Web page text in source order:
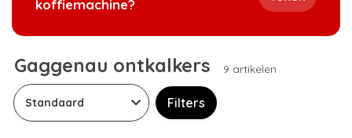
koffiemachine?
Gaggenau ontkalkers 9 artikelen
Filters